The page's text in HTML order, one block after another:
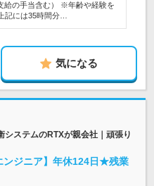
給の手当含む） ※年齢や経験を
記には35時間分…
気になる
システムのRTXが親会社｜頑張り
ンジニア】年休124日★残業